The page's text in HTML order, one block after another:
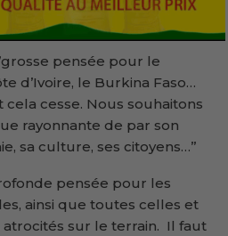
pensée pour le
d’Ivoire, le Burkina Faso…
cesse. Nous souhaitons
rayonnante de par son
sa culture, ses citoyens…’’
pensée pour les
ainsi que toutes celles et
sur le terrain. Il faut